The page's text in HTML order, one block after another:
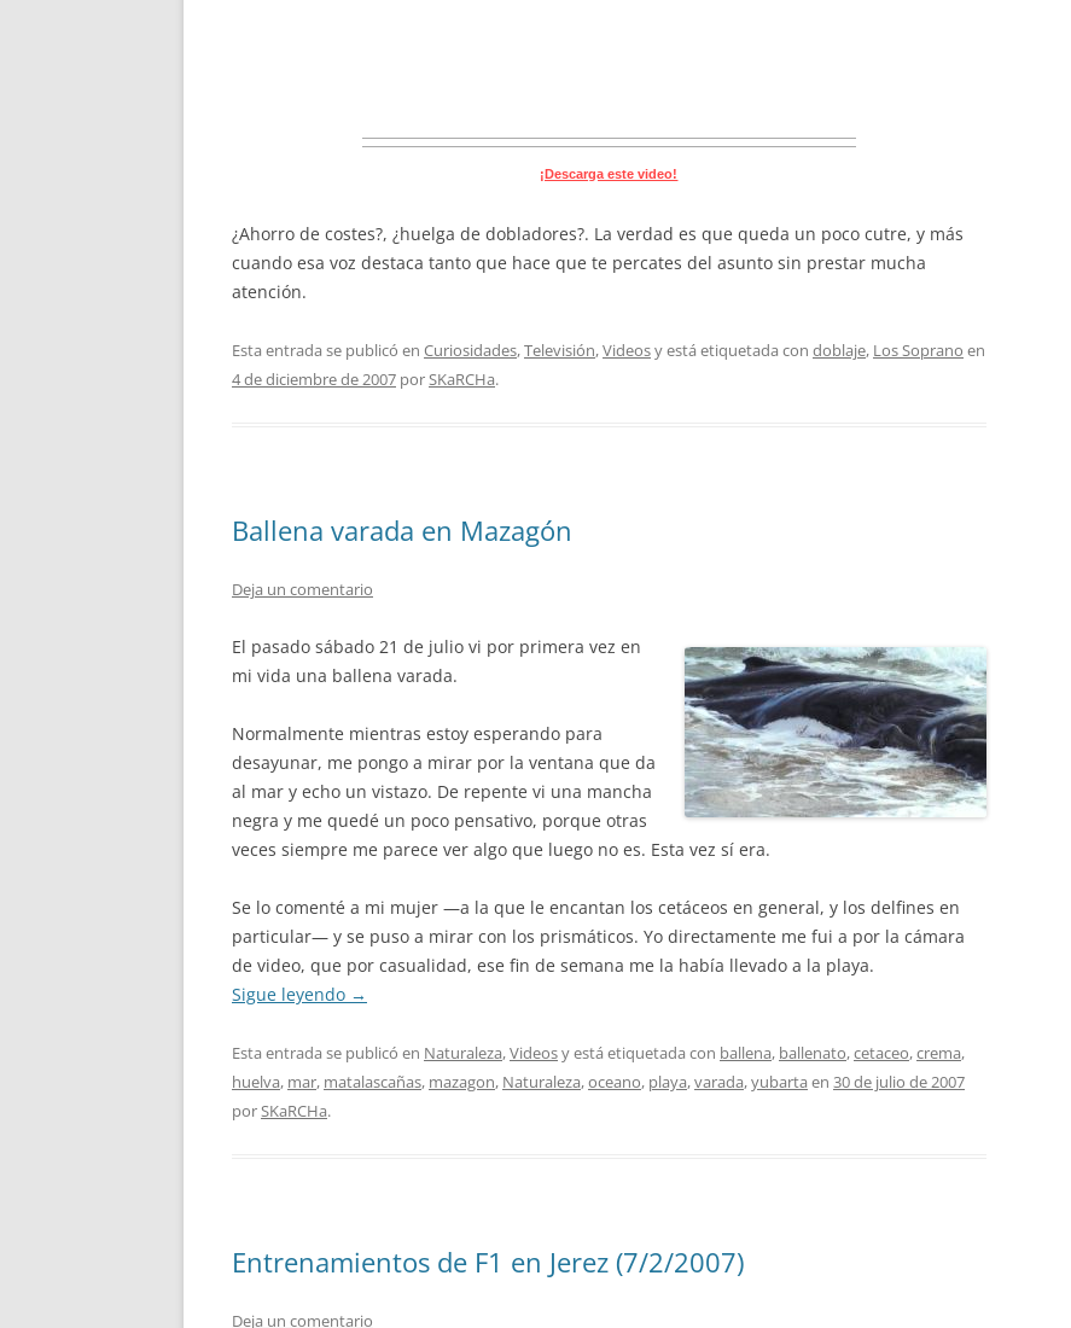
¡Descarga este video!
¿Ahorro de costes?, ¿huelga de dobladores?. La verdad es que queda un poco cutre, y más
cuando esa voz destaca tanto que hace que te percates del asunto sin prestar mucha
atención.
Esta entrada se publicó en Curiosidades,Televisión,Videosy está etiquetada con doblaje, Los Soprano en
4 de diciembre de 2007 porSKaRCHa.
Ballena varada en Mazagón
Deja un comentario
El pasado sábado 21 de julio vi por primera vez en
mi vida una ballena varada.
Normalmente mientras estoy esperando para
desayunar, me pongo a mirar por la ventana que da
al mar y echo un vistazo. De repente vi una mancha
negra y me quedé un poco pensativo, porque otras
veces siempre me parece ver algo que luego no es. Esta vez sí era.
Se lo comenté a mi mujer —a la que le encantan los cetáceos en general, y los delfines en
particular— y se puso a mirar con los prismáticos. Yo directamente me fui a por la cámara
de video, que por casualidad, ese fin de semana me la había llevado a la playa.
Sigue leyendo →
Esta entrada se publicó en Naturaleza,Videosy está etiquetada con ballena, ballenato,cetaceo,crema,
huelva, mar, matalascañas, mazagon, Naturaleza,oceano, playa,varada,yubarta en 30 de julio de 2007
porSKaRCHa.
Entrenamientos de F1 en Jerez (7/2/2007)
Deja un comentario